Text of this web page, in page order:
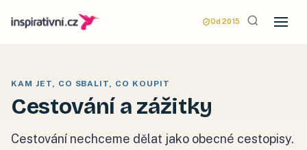
Od 2015
KAM JET, CO SBALIT, CO KOUPIT
Cestování a zážitky
Cestování nechceme dělat jako obecné cestopisy.